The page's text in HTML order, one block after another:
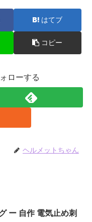
はてブ
コピー
ローする
ヘルメットちゃん
ー 自作 電気止め刺